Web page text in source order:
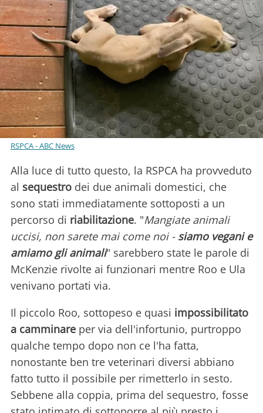
RSPCA - ABC News
Alla luce di tutto questo, la RSPCA ha provveduto
al sequestro dei due animali domestici, che
sono stati immediatamente sottoposti a un
percorso di riabilitazione. "Mangiate animali
uccisi, non sarete mai come noi - siamo vegani e
amiamo gli animali" sarebbero state le parole di
McKenzie rivolte ai funzionari mentre Roo e Ula
venivano portati via.
Il piccolo Roo, sottopeso e quasi impossibilitato
a camminare per via dell'infortunio, purtroppo
qualche tempo dopo non ce l'ha fatta,
nonostante ben tre veterinari diversi abbiano
fatto tutto il possibile per rimetterlo in sesto.
Sebbene alla coppia, prima del sequestro, fosse